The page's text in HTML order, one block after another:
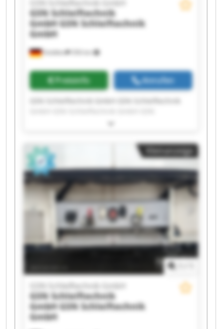
Stödtlen 356 km
GSN Schleiftechnik
GmbHGSN Schleiftechnik
GmbH
Preisinfo Anrufen
Schleiftechnik GmbH GSN Schleiftechnik GmbH
GmbH GSN Schleiftechnik GmbH GSN
Schleiftechnik GmbH GSN Schleiftechnik GmbH
GSN Schleiftechnik GmbH GSN Schleiftechnik
GmbH GSN Schleiftechnik GmbH GSN
Schleiftechnik GmbH GSN Schleiftechnik GmbH
GSN Schleiftechnik GmbH GSN Schleiftechnik
GmbH GSN Schleiftechnik GmbH GSN
Schleiftechnik GmbH GSN Schleiftechnik GmbH
Kleinanzeige
GSN Schleiftechnik GmbH
GSN Schleiftechnik
GmbHGSN Schleiftechnik
GmbH